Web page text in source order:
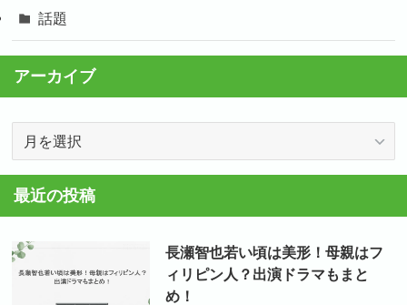
話題
アーカイブ
カ
イ
最近の投稿
長瀬智也若い頃は美形！母親はフ
ィリピン人？出演ドラマもまと
め！